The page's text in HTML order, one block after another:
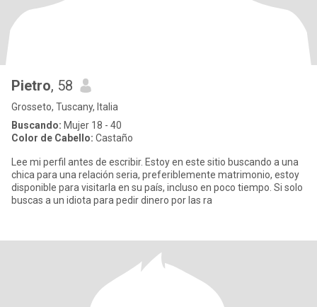
Pietro, 58
Grosseto, Tuscany, Italia
Buscando: Mujer 18 - 40
Color de Cabello: Castaño
Lee mi perfil antes de escribir. Estoy en este sitio buscando a una
chica para una relación seria, preferiblemente matrimonio, estoy
disponible para visitarla en su país, incluso en poco tiempo. Si solo
buscas a un idiota para pedir dinero por las ra